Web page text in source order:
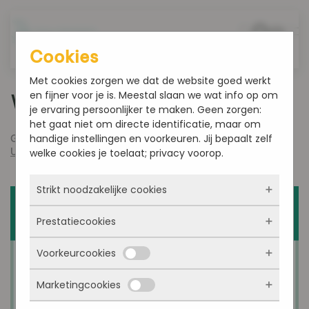
Week 4920
Geschreven dooradminopdecember 1, 2020. Gepost in
Uncategorized.
Cookies
Met cookies zorgen we dat de website goed werkt
en fijner voor je is. Meestal slaan we wat info op om
je ervaring persoonlijker te maken. Geen zorgen:
het gaat niet om directe identificatie, maar om
handige instellingen en voorkeuren. Jij bepaalt zelf
welke cookies je toelaat; privacy voorop.
Strikt noodzakelijke cookies
Deze cookies zorgen ervoor dat de website
überhaupt werkt. Ze zijn dus altijd actief en
kunnen niet worden uitgezet. Meestal worden
ze alleen geplaatst als jij iets doet, zoals
inloggen, een formulier invullen of je
privacyvoorkeuren opslaan. Je kunt je browser
Prestatiecookies
Met deze cookies zien we hoe vaak onze site
bezocht wordt, waar bezoekers vandaan
komen en welke pagina’s populair zijn. Zo
kunnen we de website blijven verbeteren.
Voorkeurcookies
Deze cookies onthouden jouw voorkeuren.
Bijvoorbeeld taalkeuze of ingevulde gegevens.
Marketingcookies